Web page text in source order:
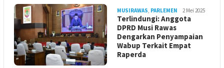
MUSIRAWAS, PARLEMEN 2 Mei 2025
Terlindungi: Anggota
DPRD Musi Rawas
Dengarkan Penyampaian
Wabup Terkait Empat
Raperda